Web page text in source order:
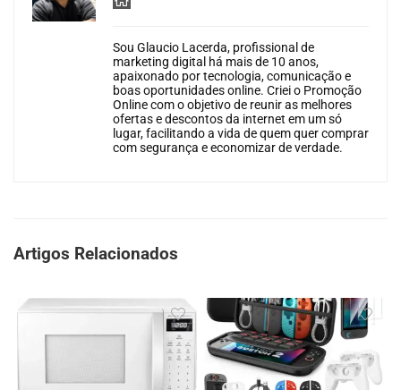
Sou Glaucio Lacerda, profissional de
marketing digital há mais de 10 anos,
apaixonado por tecnologia, comunicação e
boas oportunidades online. Criei o Promoção
Online com o objetivo de reunir as melhores
ofertas e descontos da internet em um só
lugar, facilitando a vida de quem quer comprar
com segurança e economizar de verdade.
Artigos Relacionados